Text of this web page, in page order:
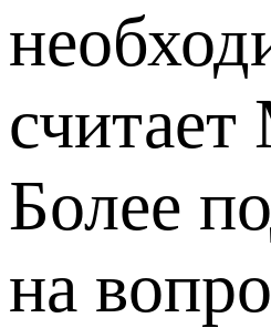
Более
на